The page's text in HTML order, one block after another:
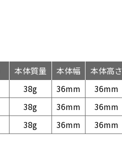
本体質量 本体幅 本体高さ
38g 36mm 36mm
38g 36mm 36mm
38g 36mm 36mm